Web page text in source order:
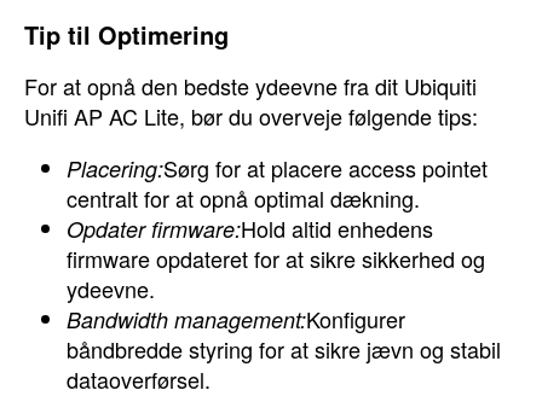
Tip til Optimering
For at opnå den bedste ydeevne fra dit Ubiquiti
Unifi AP AC Lite, bør du overveje følgende tips:
Placering:Sørg for at placere access pointet
centralt for at opnå optimal dækning.
Opdater firmware:Hold altid enhedens
firmware opdateret for at sikre sikkerhed og
ydeevne.
Bandwidth management:Konfigurer
båndbredde styring for at sikre jævn og stabil
dataoverførsel.